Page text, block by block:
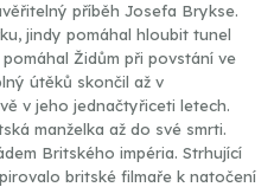
příběh Josefa Brykse.
jindy pomáhal hloubit tunel
Židům při povstání ve
útěků skončil až v
v jeho jednačtyřiceti letech.
manželka až do své smrti.
Britského impéria. Strhující
britské filmaře k natočení